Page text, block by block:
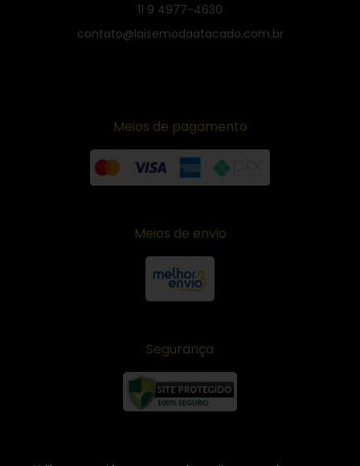
11 9 4977-4630
contato@laisemodaatacado.com.br
Meios de pagamento
Meios de envio
Segurança